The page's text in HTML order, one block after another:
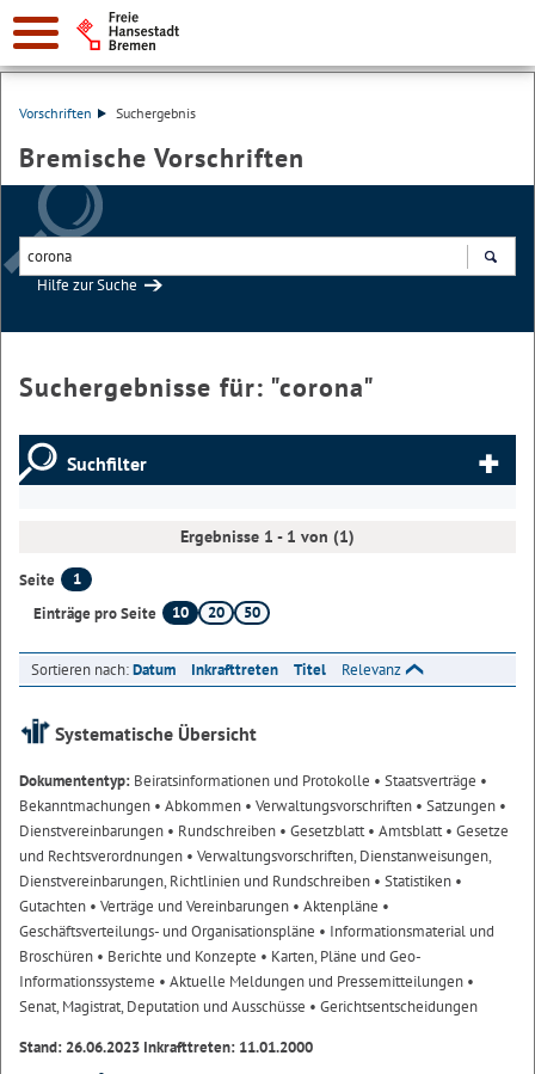
Vorschriften Suchergebnis
Bremische Vorschriften
Hilfe zur Suche
Suchergebnisse für: "corona"
Suchfilter
Ergebnisse 1 - 1 von (1)
Seite
1
Einträge pro Seite
10 20 50
Sortieren nach:Datum Inkrafttreten Titel Relevanz
Systematische Übersicht
Dokumententyp: Beiratsinformationen und Protokolle • Staatsverträge •
Bekanntmachungen • Abkommen • Verwaltungsvorschriften • Satzungen •
Dienstvereinbarungen • Rundschreiben • Gesetzblatt• Amtsblatt• Gesetze
und Rechtsverordnungen • Verwaltungsvorschriften, Dienstanweisungen,
Dienstvereinbarungen, Richtlinien und Rundschreiben • Statistiken •
Gutachten • Verträge und Vereinbarungen • Aktenpläne •
Geschäftsverteilungs- und Organisationspläne • Informationsmaterial und
Broschüren • Berichte und Konzepte • Karten, Pläne und Geo-
Informationssysteme • Aktuelle Meldungen und Pressemitteilungen •
Senat, Magistrat, Deputation und Ausschüsse • Gerichtsentscheidungen
Stand: 26.06.2023 Inkrafttreten: 11.01.2000